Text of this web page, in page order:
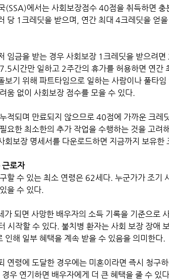
(SSA)에서는 사회보장점수 40점을 취득하면
당 1크레딧을 받으며, 연간 최대 4크레딧을 얻
임금을 받는 경우 사회보장 1크레딧을 받으려
시간만 일하고 2주간의 휴가를 허용하면 연간
보기 위해 파트타임으로 일하는 사람이나 풀타
움 없이 사회보장 점수를 모을 수 있다.
적되며 만료되지 않으므로 40점에 가까운 크레
요한 최소한의 추가 작업을 수행하는 것을 고려
회보장 명세서를 다운로드하면 지금까지 보유한
로자
할 수 있는 최소 연령은 62세다. 누군가가 조기
을 수 있다.
시작할 수 있다. 불치병 환자는 사회 보장 장애
인해 일부 혜택을 계속 받을 수 있음을 의미한다.
연령에 도달한 경우에는 미혼이라면 즉시 청구
우 연기하면 배우자에게 더 큰 혜택을 줄 수 있